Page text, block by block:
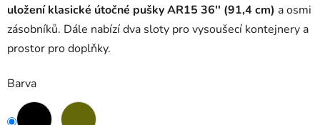
uložení klasické útočné pušky AR15 36'' (91,4 cm) a osmi
zásobníků. Dále nabízí dva sloty pro vysoušecí kontejnery a
prostor pro doplňky.
Barva